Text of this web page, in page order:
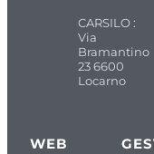
CARSILO :
Via
Bramantino
23 6600
Locarno
WEB